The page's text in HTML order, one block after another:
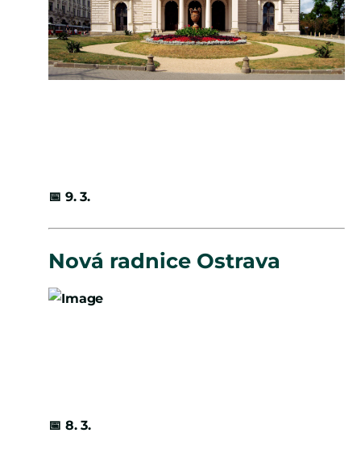
📅 9. 3.
Nová radnice Ostrava
📅 8. 3.